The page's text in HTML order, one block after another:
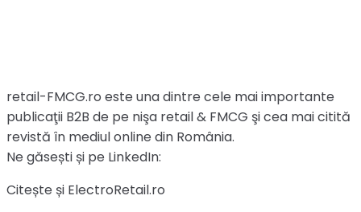
retail-FMCG.ro este una dintre cele mai importante
publicaţii B2B de pe nişa retail & FMCG şi cea mai citită
revistă în mediul online din România.
Ne găsești și pe LinkedIn:
Citește și ElectroRetail.ro